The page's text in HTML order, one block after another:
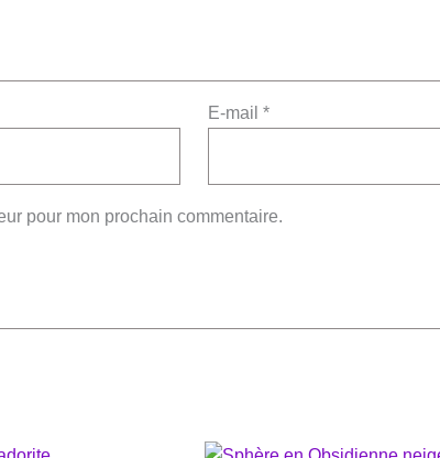
E-mail *
pour mon prochain commentaire.